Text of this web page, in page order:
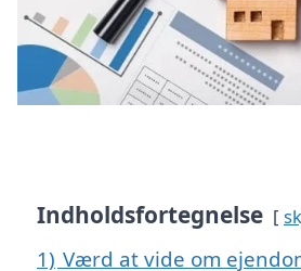
Indholdsfortegnelse
1) Værd at vide om